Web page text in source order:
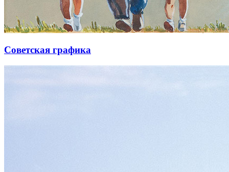
Советская графика